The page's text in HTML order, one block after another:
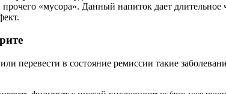
«мусора». Данный напиток дает
перевести в состояние ремиссии такие